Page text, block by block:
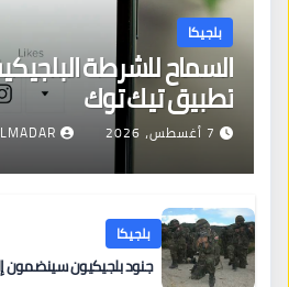
بلجيكا
السماح للشرطة
تطبيق تيك توك
7 أغسطس، 2026
بلجيكا
جنود بلجيكيون سينضمون